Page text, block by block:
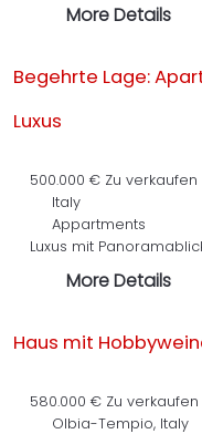
More Details
Begehrte Lage:
Luxus
500.000 € Zu verkaufen
Italy
Appartments
Luxus mit
More Details
Haus mit
580.000 € Zu verkaufen
Olbia-Tempio, Italy